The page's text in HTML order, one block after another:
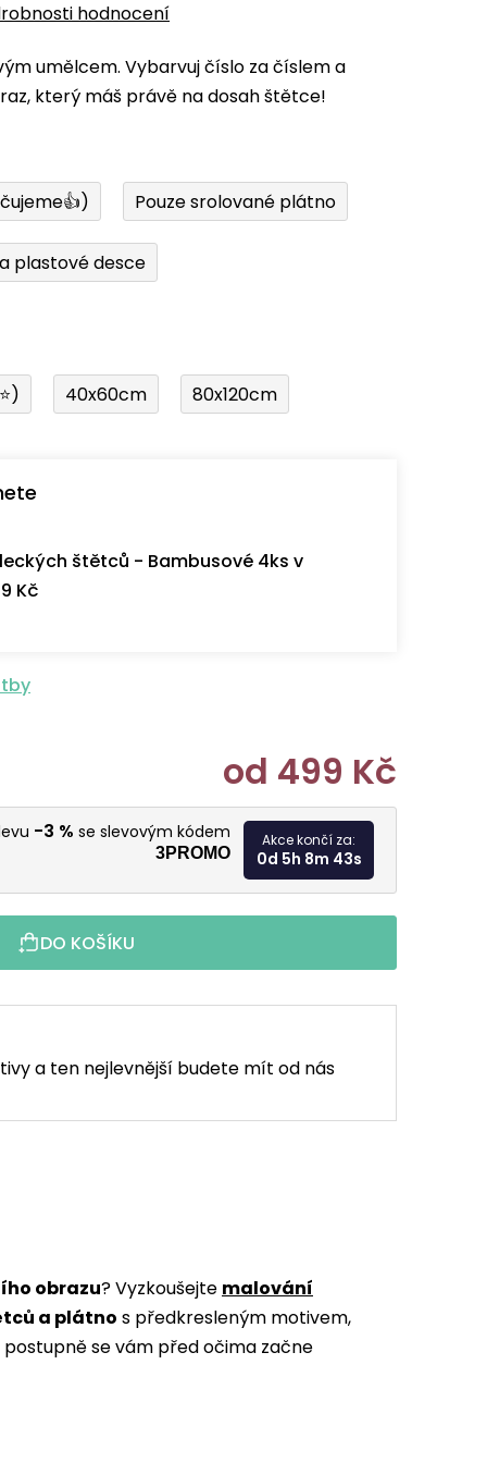
hodnocení
umělcem. Vybarvuj číslo za číslem a
který máš právě na dosah štětce!
Pouze srolované plátno
plastové desce
40x60cm 80x120cm
štětců - Bambusové 4ks v
Kč
od 499 Kč
Měrná
-3 % se slevovým kódem
3PROMO
Akce končí za:
0d 5h 8m 42s
DO KOŠÍKU
a ten nejlevnější budete mít od nás
obrazu? Vyzkoušejte malování
a plátno s předkresleným motivem,
se vám před očima začne